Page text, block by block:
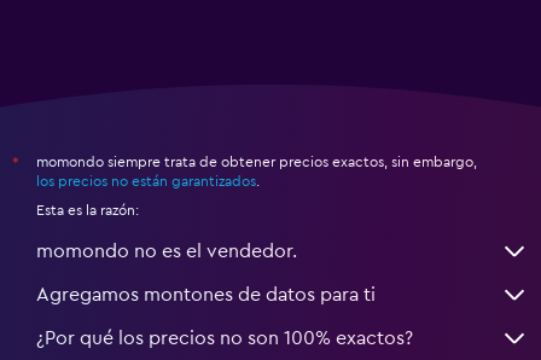
*
momondo siempre trata de obtener precios exactos, sin embargo,
los precios no están garantizados
Esta es la razón:
momondo no es el vendedor.
Agregamos montones de datos para ti
¿Por qué los precios no son 100% exactos?